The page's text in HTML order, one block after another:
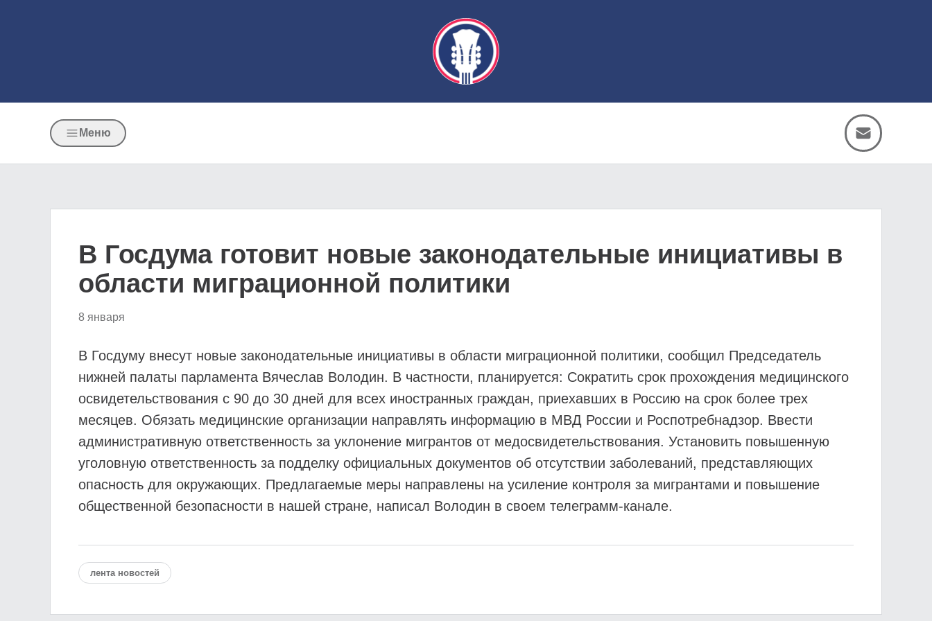
Меню
В Госдума готовит новые законодательные инициативы в
области миграционной политики
8 января
В Госдуму внесут новые законодательные инициативы в области миграционной политики, сообщил Председатель
нижней палаты парламента Вячеслав Володин. В частности, планируется: Сократить срок прохождения медицинского
освидетельствования с 90 до 30 дней для всех иностранных граждан, приехавших в Россию на срок более трех
месяцев. Обязать медицинские организации направлять информацию в МВД России и Роспотребнадзор. Ввести
административную ответственность за уклонение мигрантов от медосвидетельствования. Установить повышенную
уголовную ответственность за подделку официальных документов об отсутствии заболеваний, представляющих
опасность для окружающих. Предлагаемые меры направлены на усиление контроля за мигрантами и повышение
общественной безопасности в нашей стране, написал Володин в своем телеграмм-канале.
лента новостей